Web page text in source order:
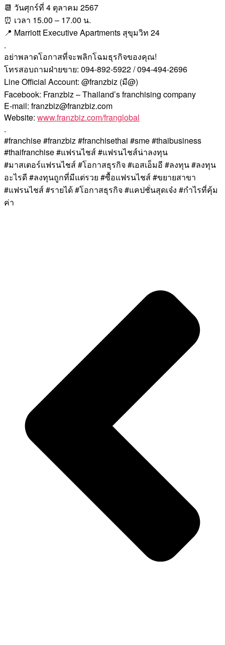
📆 วันศุกร์ที่ 4 ตุลาคม 2567
⏰ เวลา 15.00 – 17.00 น.
📍 Marriott Executive Apartments สุขุมวิท 24
.
อย่าพลาดโอกาสที่จะพลิกโฉมธุรกิจของคุณ!
โทรสอบถามฝ่ายขาย: 094-892-5922 / 094-494-2696
Line Official Account: @franzbiz (มี@)
Facebook: Franzbiz – Thailand’s franchising company
E-mail: franzbiz@franzbiz.com
Website: www.franzbiz.com/franglobal
.
#franchise #franzbiz #franchisethai #sme #thaibusiness
#thaifranchise #แฟรนไชส์ #แฟรนไชส์น่าลงทุน
#มาสเตอร์แฟรนไชส์ #โอกาสธุรกิจ #เอสเอ็มอี #ลงทุน #ลงทุน
อะไรดี #ลงทุนถูกที่มีแต่รวย #ซื้อแฟรนไชส์ #ขยายสาขา
#แฟรนไชส์ #รายได้ #โอกาสธุรกิจ #แคปชั่นสุดเจ๋ง #กำไรที่คุ้ม
ค่า